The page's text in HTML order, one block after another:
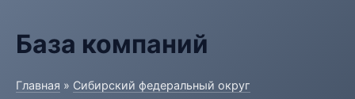
База компаний
Главная » Сибирский федеральный округ